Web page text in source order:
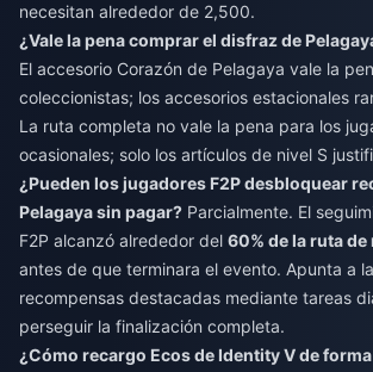
necesitan alrededor de 2,500.
¿Vale la pena comprar el disfraz de
El accesorio Corazón de Pelagaya vale la
coleccionistas; los accesorios estacionales
La ruta completa no vale la pena para los
ocasionales; solo los artículos de nivel S
¿Pueden los jugadores F2P desbloquear
Pelagaya sin pagar? Parcialmente. El
F2P alcanzó alrededor del 60% de la ruta
antes de que terminara el evento. Apunta a
recompensas destacadas mediante tareas
perseguir la finalización completa.
¿Cómo recargo Ecos de Identity V de